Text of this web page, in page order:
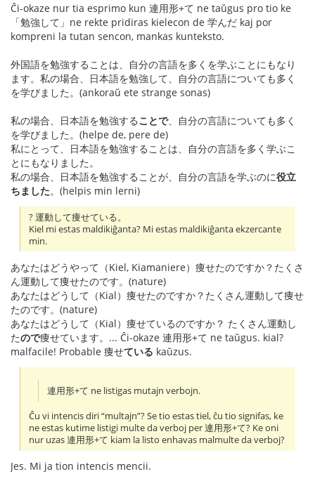
Ĉi-okaze nur tia esprimo kun 連用形+て ne taŭgus pro tio ke
「勉強して」ne rekte pridiras kielecon de 学んだ kaj por
kompreni la tutan sencon, mankas kunteksto.
外国語を勉強することは、自分の言語を多くを学ぶことにもなり
ます。私の場合、日本語を勉強して、自分の言語についても多く
を学びました。(ankoraŭ ete strange sonas)
私の場合、日本語を勉強することで、自分の言語についても多く
を学びました。(helpe de, pere de)
私にとって、日本語を勉強することは、自分の言語を多く学ぶこ
とにもなりました。
私の場合、日本語を勉強することが、自分の言語を学ぶのに役立
ちました。(helpis min lerni)
? 運動して痩せている。
Kiel mi estas maldikiĝanta? Mi estas maldikiĝanta ekzercante
min.
あなたはどうやって（Kiel, Kiamaniere）痩せたのですか？たくさ
ん運動して痩せたのです。(nature)
あなたはどうして（Kial）痩せたのですか？たくさん運動して痩せ
たのです。(nature)
あなたはどうして（Kial）痩せているのですか？ たくさん運動し
たので痩せています。... Ĉi-okaze 連用形+て ne taŭgus. kial?
malfacile! Probable 痩せている kaŭzus.
連用形+て ne listigas mutajn verbojn.
Ĉu vi intencis diri “multajn”? Se tio estas tiel, ĉu tio signifas, ke
ne estas kutime listigi multe da verboj per 連用形+て? Ke oni
nur uzas 連用形+て kiam la listo enhavas malmulte da verboj?
Jes. Mi ja tion intencis mencii.